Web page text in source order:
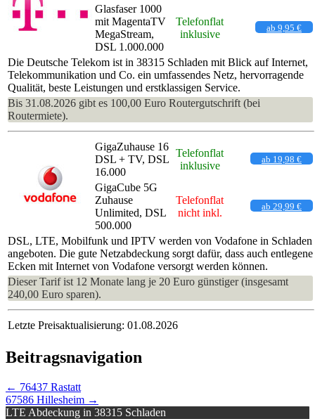
Glasfaser 1000
mit MagentaTV
MegaStream,
DSL 1.000.000
Telefonflat
inklusive
ab 9,95 €
Die Deutsche Telekom ist in 38315 Schladen mit Blick auf Internet,
Telekommunikation und Co. ein umfassendes Netz, hervorragende
Qualität, beste Leistungen und erstklassigen Service.
Bis 31.08.2026 gibt es 100,00 Euro Routergutschrift (bei
Routermiete).
GigaZuhause 16
DSL + TV, DSL
16.000
Telefonflat
inklusive
ab 19,98 €
GigaCube 5G
Zuhause
Unlimited, DSL
500.000
Telefonflat
nicht inkl.
ab 29,99 €
DSL, LTE, Mobilfunk und IPTV werden von Vodafone in Schladen
angeboten. Die gute Netzabdeckung sorgt dafür, dass auch entlegene
Ecken mit Internet von Vodafone versorgt werden können.
Dieser Tarif ist 12 Monate lang je 20 Euro günstiger (insgesamt
240,00 Euro sparen).
Letzte Preisaktualisierung: 01.08.2026
Beitragsnavigation
← 76437 Rastatt
67586 Hillesheim →
LTE Abdeckung in 38315 Schladen